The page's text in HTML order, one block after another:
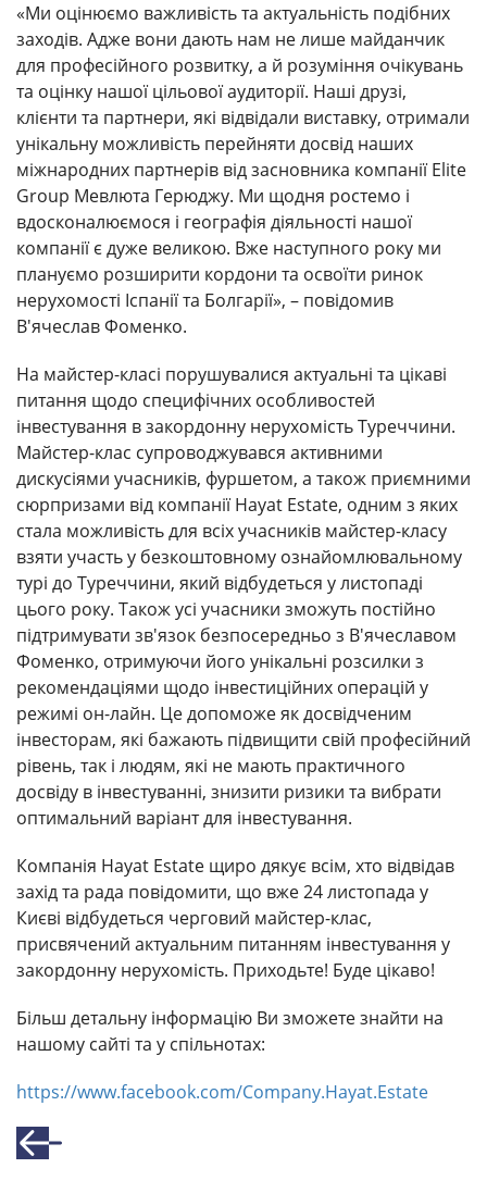
«Ми оцінюємо важливість та актуальність подібних
заходів. Адже вони дають нам не лише майданчик
для професійного розвитку, а й розуміння очікувань
та оцінку нашої цільової аудиторії. Наші друзі,
клієнти та партнери, які відвідали виставку, отримали
унікальну можливість перейняти досвід наших
міжнародних партнерів від засновника компанії Elite
Group Мевлюта Герюджу. Ми щодня ростемо і
вдосконалюємося і географія діяльності нашої
компанії є дуже великою. Вже наступного року ми
плануємо розширити кордони та освоїти ринок
нерухомості Іспанії та Болгарії», – повідомив
В'ячеслав Фоменко.
На майстер-класі порушувалися актуальні та цікаві
питання щодо специфічних особливостей
інвестування в закордонну нерухомість Туреччини.
Майстер-клас супроводжувався активними
дискусіями учасників, фуршетом, а також приємними
сюрпризами від компанії Hayat Estate, одним з яких
стала можливість для всіх учасників майстер-класу
взяти участь у безкоштовному ознайомлювальному
турі до Туреччини, який відбудеться у листопаді
цього року. Також усі учасники зможуть постійно
підтримувати зв'язок безпосередньо з В'ячеславом
Фоменко, отримуючи його унікальні розсилки з
рекомендаціями щодо інвестиційних операцій у
режимі он-лайн. Це допоможе як досвідченим
інвесторам, які бажають підвищити свій професійний
рівень, так і людям, які не мають практичного
досвіду в інвестуванні, знизити ризики та вибрати
оптимальний варіант для інвестування.
Компанія Hayat Estate щиро дякує всім, хто відвідав
захід та рада повідомити, що вже 24 листопада у
Києві відбудеться черговий майстер-клас,
присвячений актуальним питанням інвестування у
закордонну нерухомість. Приходьте! Буде цікаво!
Більш детальну інформацію Ви зможете знайти на
нашому сайті та у спільнотах:
https://www.facebook.com/Company.Hayat.Estate